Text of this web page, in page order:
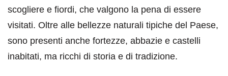
scogliere e fiordi, che valgono la pena di essere
visitati. Oltre alle bellezze naturali tipiche del Paese,
sono presenti anche fortezze, abbazie e castelli
inabitati, ma ricchi di storia e di tradizione.